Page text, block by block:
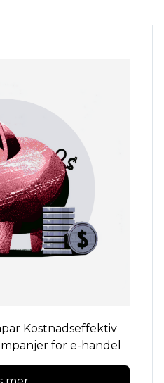
Kostnadseffektiv
för e-handel